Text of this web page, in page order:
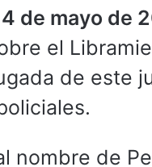
de mayo de
el
de este
nombre de